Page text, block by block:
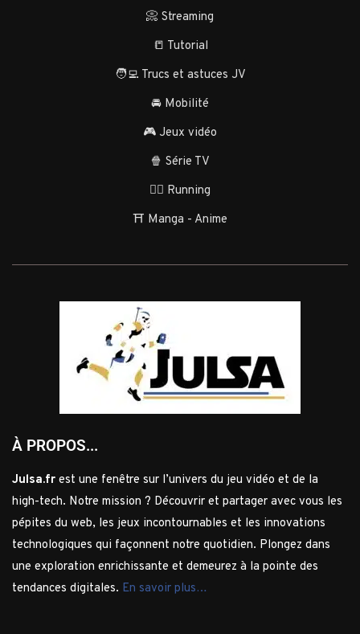
📀 Streaming
📒 Tutorial
🧑‍💻 Trucs et astuces JV
🚘 Mobilité
🎮 Jeux vidéo
🍿 Série TV
🏃‍♂️ Running
⛩️ Manga - Anime
À PROPOS...
Julsa.fr est une fenêtre sur l’univers du jeu vidéo et de la
high-tech. Notre mission ? Découvrir et partager avec vous les
pépites du web, les jeux incontournables et les innovations
technologiques qui façonnent notre quotidien. Plongez dans
une exploration enrichissante et demeurez à la pointe des
tendances digitales. En savoir plus…